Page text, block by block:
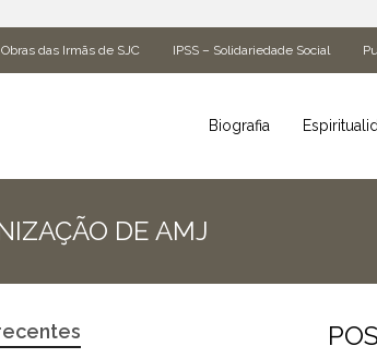
Obras das Irmãs de SJC IPSS – Solidariedade Social
Biografia
DE AMJ